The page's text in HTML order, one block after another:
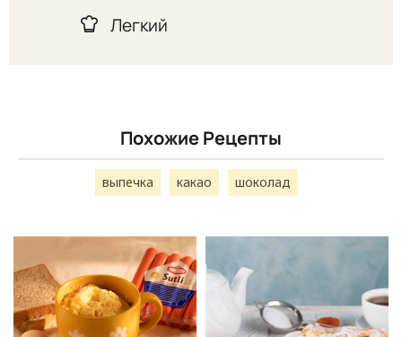
Легкий
Похожие Рецепты
выпечка какао шоколад